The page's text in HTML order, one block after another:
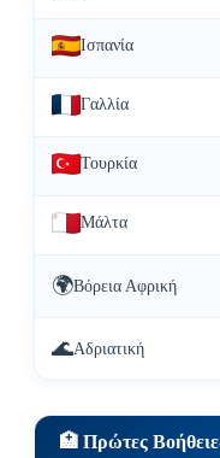
Ισπανία
Γαλλία
Τουρκία
Μάλτα
🌍Βόρεια Αφρική
🌊Αδριατική
🏥 Πρώτες